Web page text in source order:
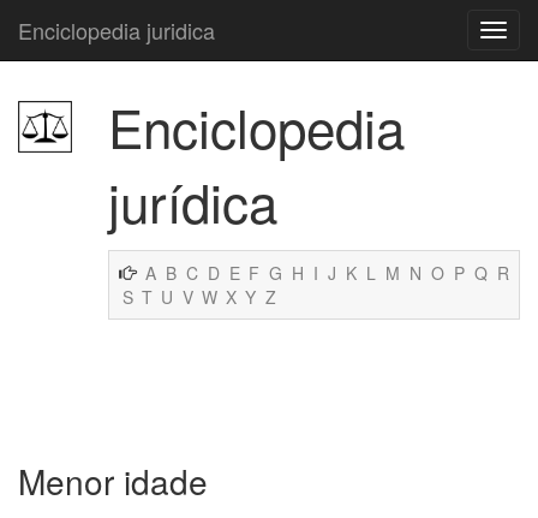
Enciclopedia juridica
Enciclopedia
jurídica
A B C D E F G H I J K L M N O P Q R
S T U V W X Y Z
Menor idade